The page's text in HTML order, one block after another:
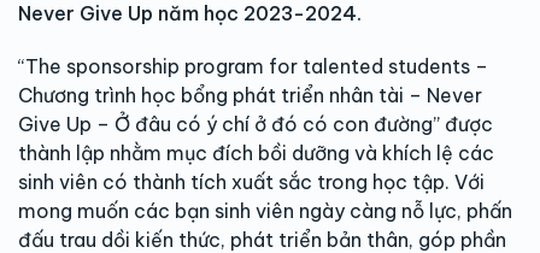
Never Give Up năm học 2023-2024.
“The sponsorship program for talented students –
Chương trình học bổng phát triển nhân tài – Never
Give Up – Ở đâu có ý chí ở đó có con đường” được
thành lập nhằm mục đích bồi dưỡng và khích lệ các
sinh viên có thành tích xuất sắc trong học tập. Với
mong muốn các bạn sinh viên ngày càng nỗ lực, phấn
đấu trau dồi kiến thức, phát triển bản thân, góp phần